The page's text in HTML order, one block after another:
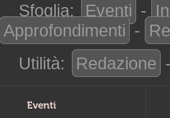
Sfoglia: Eventi -
Approfondimenti -
Utilità:
Redazione -
Eventi